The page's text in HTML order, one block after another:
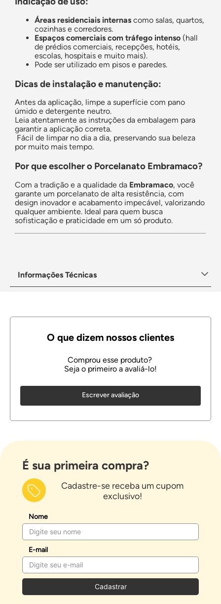
Áreas residenciais internas como salas, quartos,
cozinhas e corredores.
Espaços comerciais com tráfego intenso (hall
de prédios comerciais, recepções, hotéis,
escolas, hospitais e muito mais).
Pode ser utilizado em pisos e paredes.
Dicas de instalação e manutenção:
Antes da aplicação, limpe a superfície com pano
úmido e detergente neutro.
Leia atentamente as instruções da embalagem para
garantir a aplicação correta.
Fácil de limpar no dia a dia, preservando sua beleza
por muito mais tempo.
Por que escolher o Porcelanato Embramaco?
Com a tradição e a qualidade da Embramaco, você
garante um porcelanato de alta resistência, com
design inovador e acabamento impecável, valorizando
qualquer ambiente. Ideal para quem busca
sofisticação e praticidade em um só produto.
Informações Técnicas
Escrever avaliação
É sua primeira compra?
Cadastre-se receba um cupom
exclusivo!
Nome
E-mail
Cadastrar